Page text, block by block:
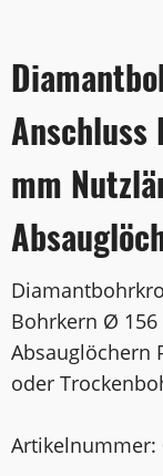
Anschluss
mm
Bohrkern Ø
Absauglöchern
oder
Artikelnummer: